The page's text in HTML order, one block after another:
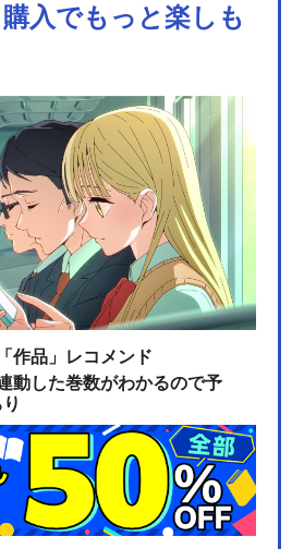
入でもっと楽しも
作品」レコメンド
動した巻数がわかるので予